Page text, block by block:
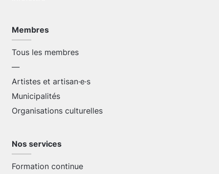
Membres
Tous les membres
—
Artistes et artisan·e·s
Municipalités
Organisations culturelles
Nos services
Formation continue